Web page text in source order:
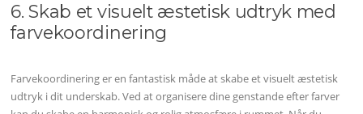
6. Skab et visuelt æstetisk udtryk med
farvekoordinering
Farvekoordinering er en fantastisk måde at skabe et visuelt æstetisk
udtryk i dit underskab. Ved at organisere dine genstande efter farver